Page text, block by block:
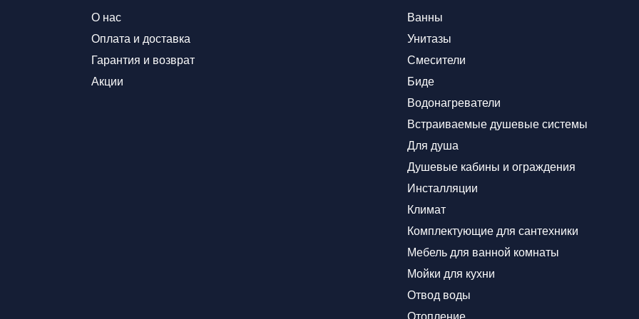
О нас
Оплата и доставка
Гарантия и возврат
Акции
Ванны
Унитазы
Смесители
Биде
Водонагреватели
Встраиваемые душевые системы
Для душа
Душевые кабины и ограждения
Инсталляции
Климат
Комплектующие для сантехники
Мебель для ванной комнаты
Мойки для кухни
Отвод воды
Отопление